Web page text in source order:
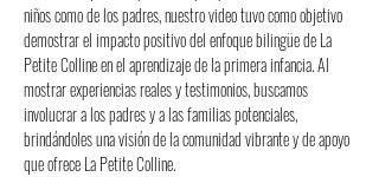
niños como de los padres, nuestro video tuvo como objetivo
demostrar el impacto positivo del enfoque bilingüe de La
Petite Colline en el aprendizaje de la primera infancia. Al
mostrar experiencias reales y testimonios, buscamos
involucrar a los padres y a las familias potenciales,
brindándoles una visión de la comunidad vibrante y de apoyo
que ofrece La Petite Colline.